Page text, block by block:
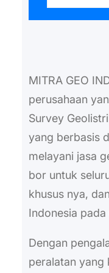
MITRA GEO
perusahaan
Survey
yang berbasis
melayani jasa
bor untuk
khusus nya,
Indonesia
Dengan
peralatan yang